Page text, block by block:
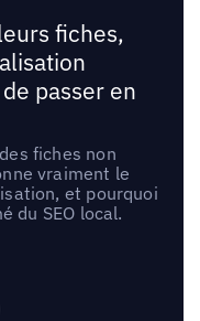
fiches,
passer en
fiches non
vraiment le
et pourquoi
du SEO local.